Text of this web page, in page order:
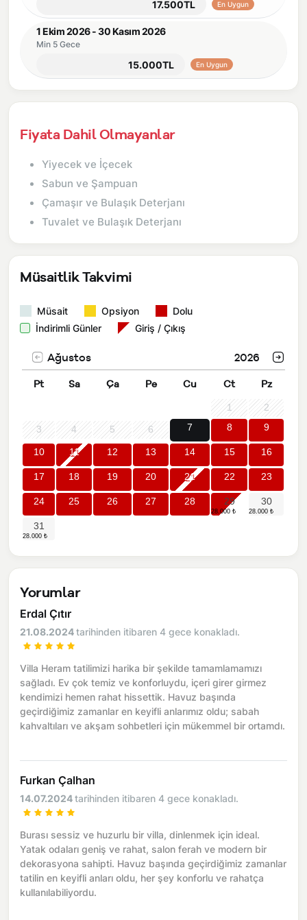
17.500TL En Uygun
1 Ekim 2026 - 30 Kasım 2026
Min 5 Gece
15.000TL En Uygun
Fiyata Dahil Olmayanlar
Yiyecek ve İçecek
Sabun ve Şampuan
Çamaşır ve Bulaşık Deterjanı
Tuvalet ve Bulaşık Deterjanı
Müsaitlik Takvimi
Müsait Opsiyon
Dolu
İndirimli Günler
Giriş / Çıkış
Ağustos 2026
Pt Sa Ça Pe Cu Ct Pz
1
2
3
4 5 6 7 8 9
10 11 12 13 14 15 16
17 18 19 20 21 22 23
24 25 26 27 28 29 30
31
Yorumlar
Erdal Çıtır
21.08.2024tarihinden itibaren 4 gece konakladı.
Villa Heram tatilimizi harika bir şekilde tamamlamamızı
sağladı. Ev çok temiz ve konforluydu, içeri girer girmez
kendimizi hemen rahat hissettik. Havuz başında
geçirdiğimiz zamanlar en keyifli anlarımız oldu; sabah
kahvaltıları ve akşam sohbetleri için mükemmel bir ortamdı.
Furkan Çalhan
14.07.2024tarihinden itibaren 4 gece konakladı.
Burası sessiz ve huzurlu bir villa, dinlenmek için ideal.
Yatak odaları geniş ve rahat, salon ferah ve modern bir
dekorasyona sahipti. Havuz başında geçirdiğimiz zamanlar
tatilin en keyifli anları oldu, her şey konforlu ve rahatça
kullanılabiliyordu.